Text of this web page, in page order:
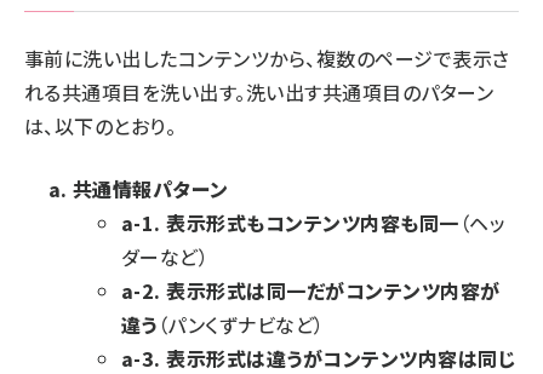
事前に洗い出したコンテンツから、複数のページで表示さ
れる共通項目を洗い出す。洗い出す共通項目のパターン
は、以下のとおり。
共通情報パターン
a-1. 表示形式もコンテンツ内容も同一 （ヘッ
ダーなど）
a-2. 表示形式は同一だがコンテンツ内容が
違う （パンくずナビなど）
a-3. 表示形式は違うがコンテンツ内容は同じ